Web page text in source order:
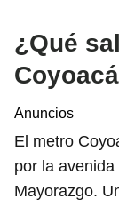
¿Qué
Anuncios
El metro
por la
Mayorazgo.